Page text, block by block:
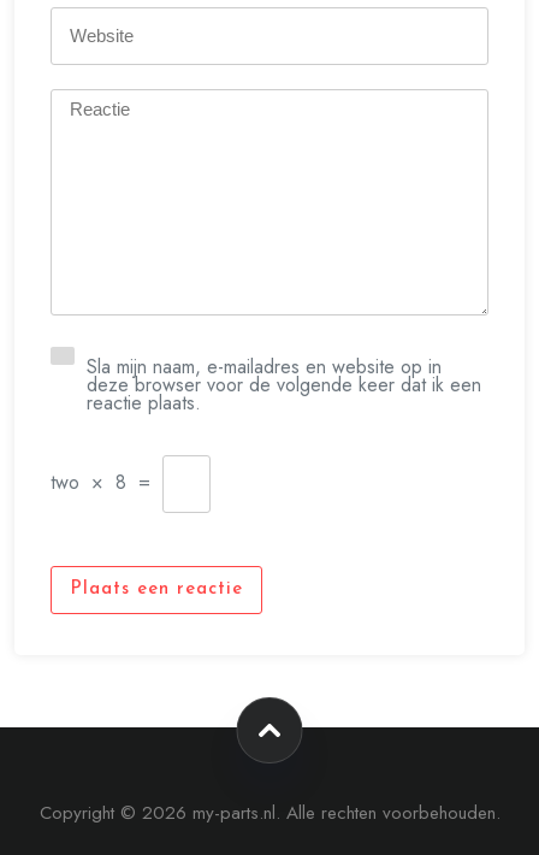
Sla mijn naam, e-mailadres en website op in
deze browser voor de volgende keer dat ik een
reactie plaats.
two × 8 =
Plaats een reactie
Copyright © 2026 my-parts.nl. Alle rechten voorbehouden.